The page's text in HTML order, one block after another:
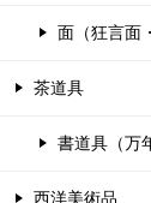
面（狂言面
茶道具
書道具（万
西洋美術品